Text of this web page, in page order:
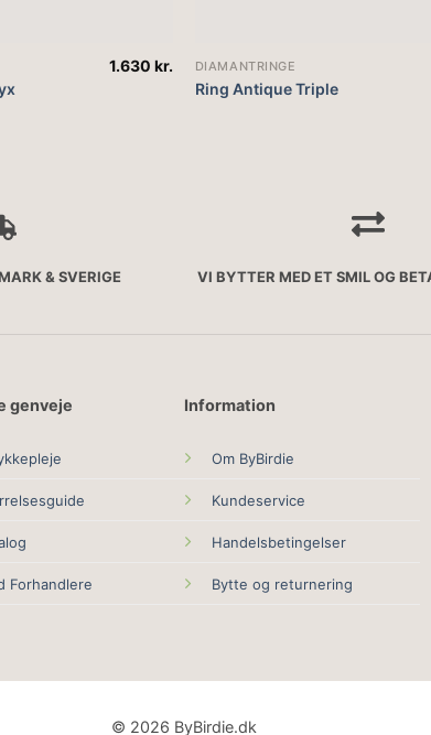
1.630kr. DIAMANTRINGE
Ring Antique Triple
& SVERIGE VI BYTTER MED ET SMIL OG
genveje
Forhandlere
Information
Om ByBirdie
Kundeservice
Handelsbetingelser
Bytte og returnering
© 2026 ByBirdie.dk